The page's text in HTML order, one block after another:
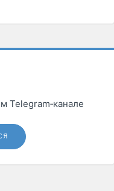
Telegram‑канале